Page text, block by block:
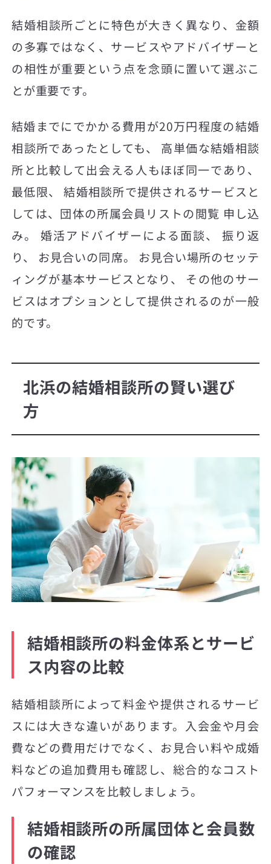
結婚相談所ごとに特色が大きく異なり、金額
の多寡ではなく、サービスやアドバイザーと
の相性が重要という点を念頭に置いて選ぶこ
とが重要です。
結婚までにでかかる費用が20万円程度の結婚
相談所であったとしても、 高単価な結婚相談
所と比較して出会える人もほぼ同一であり、
最低限、 結婚相談所で提供されるサービスと
しては、団体の所属会員リストの閲覧 申し込
み。 婚活アドバイザーによる面談、 振り返
り、 お見合いの同席。 お見合い場所のセッテ
ィングが基本サービスとなり、 その他のサー
ビスはオプションとして提供されるのが一般
的です。
北浜の結婚相談所の賢い選び
方
結婚相談所の料金体系とサービ
ス内容の比較
結婚相談所によって料金や提供されるサービ
スには大きな違いがあります。入会金や月会
費などの費用だけでなく、お見合い料や成婚
料などの追加費用も確認し、総合的なコスト
パフォーマンスを比較しましょう。
結婚相談所の所属団体と会員数
の確認